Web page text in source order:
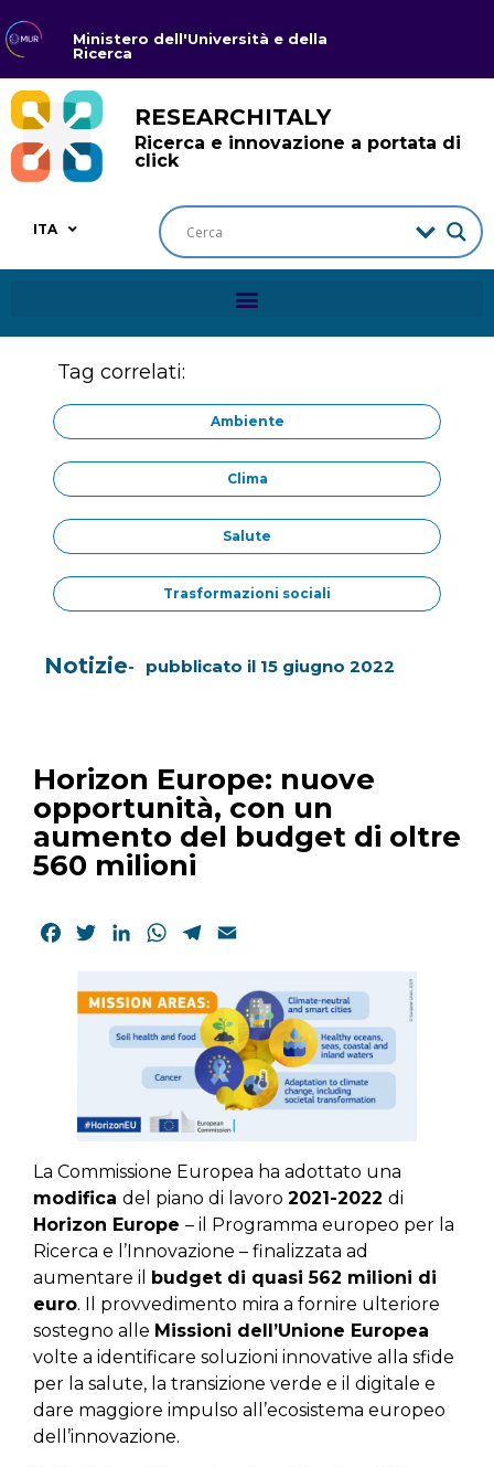
Ministero dell'Università e della
Ricerca
RESEARCHITALY
Ricerca e innovazione a portata di
click
ITA
Tag correlati:
Ambiente
Clima
Salute
Trasformazioni sociali
Notizie pubblicato il 15 giugno 2022
Horizon Europe: nuove
opportunità, con un
aumento del budget di oltre
560 milioni
Facebook
TwitterLinkedInWhatsApp
Telegram
La Commissione Europea ha adottato una
modifica del piano di lavoro 2021-2022 di
Horizon Europe – il Programma europeo per la
Ricerca e l’Innovazione – finalizzata ad
aumentare il budget di quasi 562 milioni di
euro. Il provvedimento mira a fornire ulteriore
sostegno alle Missioni dell’Unione Europea
volte a identificare soluzioni innovative alla sfide
per la salute, la transizione verde e il digitale e
dare maggiore impulso all’ecosistema europeo
dell’innovazione.